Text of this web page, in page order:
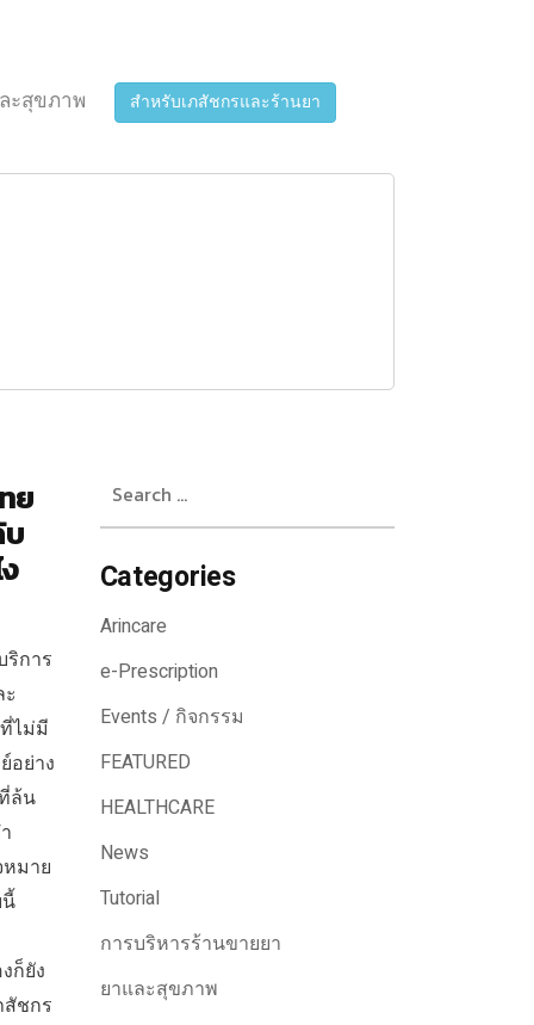
ะสุขภาพ สำหรับเภสัชกรและร้านยา
ย
การ
ไม่มี
อย่าง
ล้น
มาย
ก็ยัง
สัชกร
for:
Categories
Arincare
e-Prescription
Events / กิจกรรม
FEATURED
HEALTHCARE
News
Tutorial
การบริหารร้านขายยา
ยาและสุขภาพ